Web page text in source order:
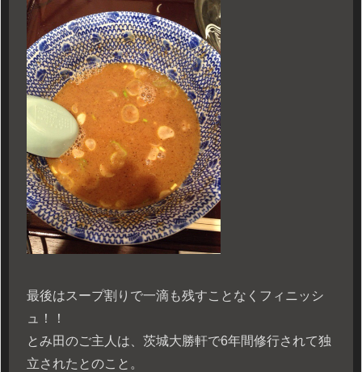
最後はスープ割りで一滴も残すことなくフィニッシ
ュ！！
とみ田のご主人は、茨城大勝軒で6年間修行されて独
立されたとのこと。